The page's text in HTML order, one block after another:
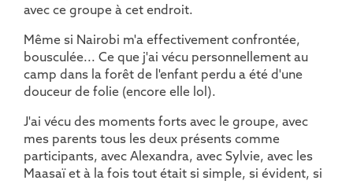
avec ce groupe à cet endroit.
Même si Nairobi m'a effectivement confrontée,
bousculée... Ce que j'ai vécu personnellement au
camp dans la forêt de l'enfant perdu a été d'une
douceur de folie (encore elle lol).
J'ai vécu des moments forts avec le groupe, avec
mes parents tous les deux présents comme
participants, avec Alexandra, avec Sylvie, avec les
Maasaï et à la fois tout était si simple, si évident, si